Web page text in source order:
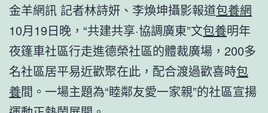
金羊網訊 記者林詩妍、李煥坤攝影報道包養網
10月19日晚，“共建共享·協調廣東”文包養明年
夜篷車社區行走進德榮社區的體裁廣場，200多
名社區居平易近歡聚在此，配合渡過歡喜時包
養間。一場主題為“睦鄰友愛一家親”的社區宣揚